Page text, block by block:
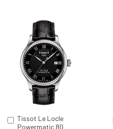
Tissot Le Locle
Powermatic 80
Lisää
ostoskoriin